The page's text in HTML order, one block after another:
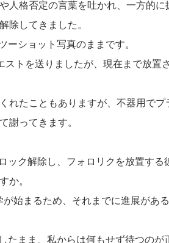
人格否定の言葉を吐かれ、一方的
除してきました。
ーショット写真のままです。
トを送りましたが、現在まで放置
れたこともありますが、不器用で
謝ってきます。
ック解除し、フォロリクを放置す
か。
始まるため、それまでに進展があ
たまま、私からは何もせず待つのが